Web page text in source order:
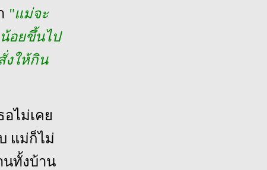
"แม่จะ
อยขึ้นไป
งให้กิน
ไม่เคย
แม่ก็ไม่
นทั้งบ้าน